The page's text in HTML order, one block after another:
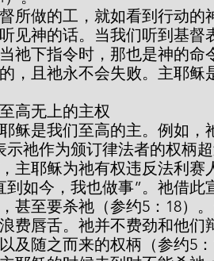
见神的话。当我们听到基督
祂下指令时，那也是神的命
，且祂永不会失败。主耶稣
有至高无上的主权
示祂作为颁订律法者的权柄
主耶稣为祂有权违反法利赛
到如今，我也做事”。祂借此
甚至要杀祂（参约5：18）
费唇舌。祂并不费劲和他们
及随之而来的权柄（参约5：